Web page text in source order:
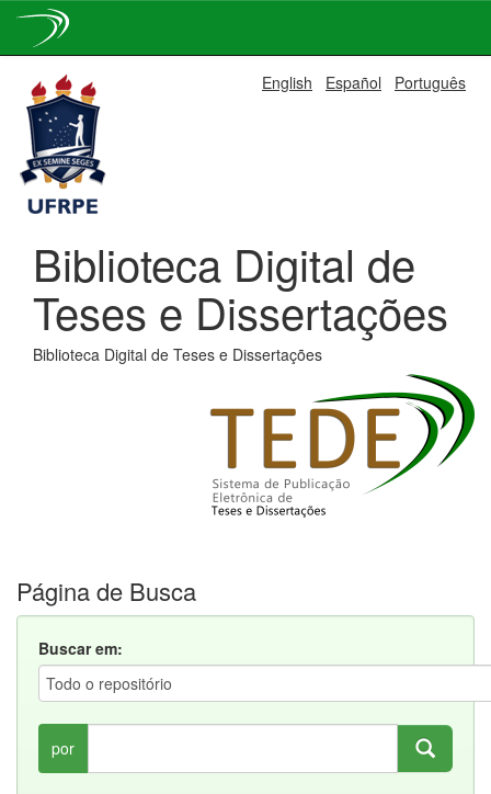
navigation
English Español Português
Biblioteca Digital de
Teses e Dissertações
Biblioteca Digital de Teses e Dissertações
Página de Busca
Buscar em:
por